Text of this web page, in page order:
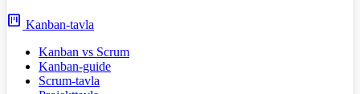
view_kanban Kanban-tavla
Kanban vs Scrum
Kanban-guide
Scrum-tavla